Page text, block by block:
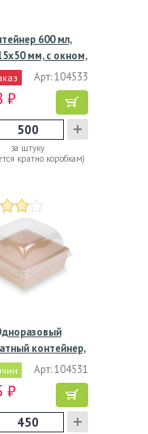
600 мл,
мм, с окном,
Арт: 104533
₽
за штуку
кратно коробкам)
контейнер,
из…Арт: 104531
₽